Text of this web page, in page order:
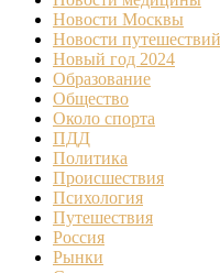
Новости Москвы
Новости путешествий
Новый год 2024
Образование
Общество
Около спорта
ПДД
Политика
Происшествия
Психология
Путешествия
Россия
Рынки